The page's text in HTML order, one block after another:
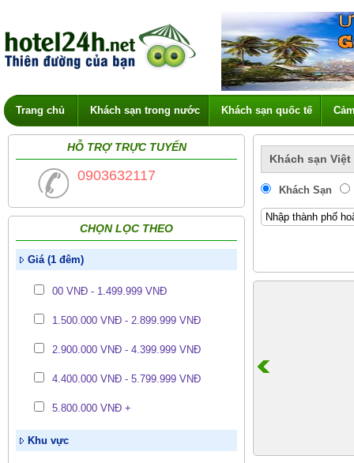
Trang chủ Khách sạn trong nước Khách sạn quốc tế
HỖ TRỢ TRỰC TUYẾN
0903632117
CHỌN LỌC THEO
Giá (1 đêm)
00 VNĐ - 1.499.999 VNĐ
1.500.000 VNĐ - 2.899.999 VNĐ
2.900.000 VNĐ - 4.399.999 VNĐ
4.400.000 VNĐ - 5.799.999 VNĐ
5.800.000 VNĐ +
Khu vực
Khách sạn Việt
Khách Sạn